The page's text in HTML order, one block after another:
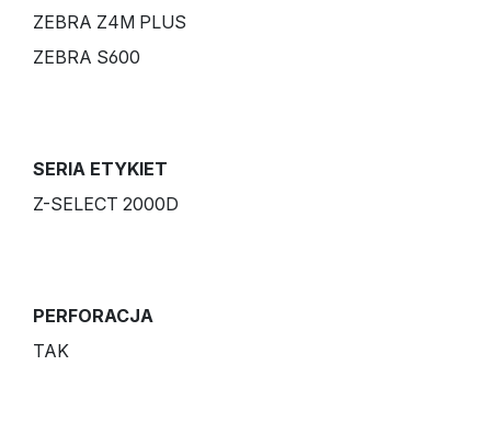
ZEBRA Z4M PLUS
ZEBRA S600
SERIA ETYKIET
Z-SELECT 2000D
PERFORACJA
TAK